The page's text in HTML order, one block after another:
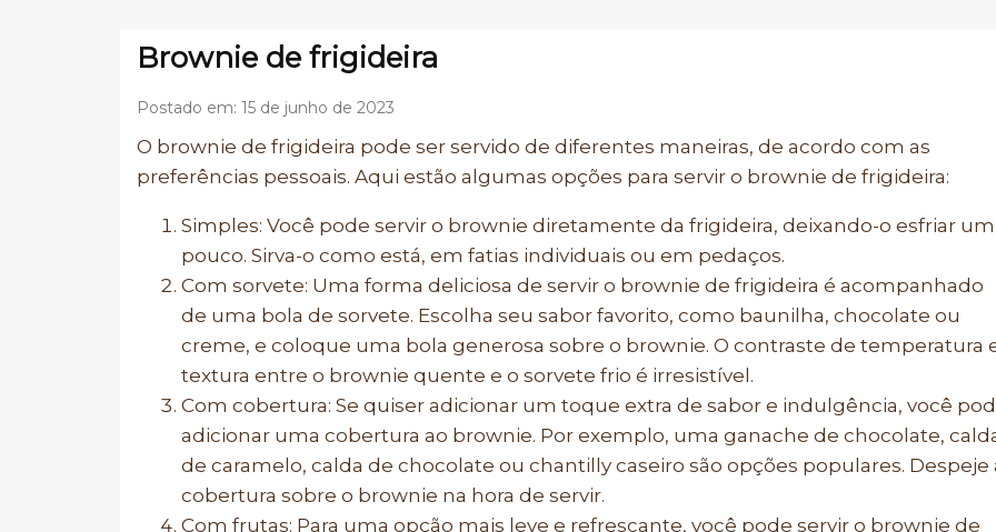
Brownie de frigideira
Postado em: 15 de junho de 2023
O brownie de frigideira pode ser servido de diferentes maneiras, de acordo com as
preferências pessoais. Aqui estão algumas opções para servir o brownie de frigideira:
Simples: Você pode servir o brownie diretamente da frigideira, deixando-o esfriar um
pouco. Sirva-o como está, em fatias individuais ou em pedaços.
Com sorvete: Uma forma deliciosa de servir o brownie de frigideira é acompanhado
de uma bola de sorvete. Escolha seu sabor favorito, como baunilha, chocolate ou
creme, e coloque uma bola generosa sobre o brownie. O contraste de temperatura
textura entre o brownie quente e o sorvete frio é irresistível.
Com cobertura: Se quiser adicionar um toque extra de sabor e indulgência, você
adicionar uma cobertura ao brownie. Por exemplo, uma ganache de chocolate,
de caramelo, calda de chocolate ou chantilly caseiro são opções populares. Despeje
cobertura sobre o brownie na hora de servir.
Com frutas: Para uma opção mais leve e refrescante, você pode servir o brownie de